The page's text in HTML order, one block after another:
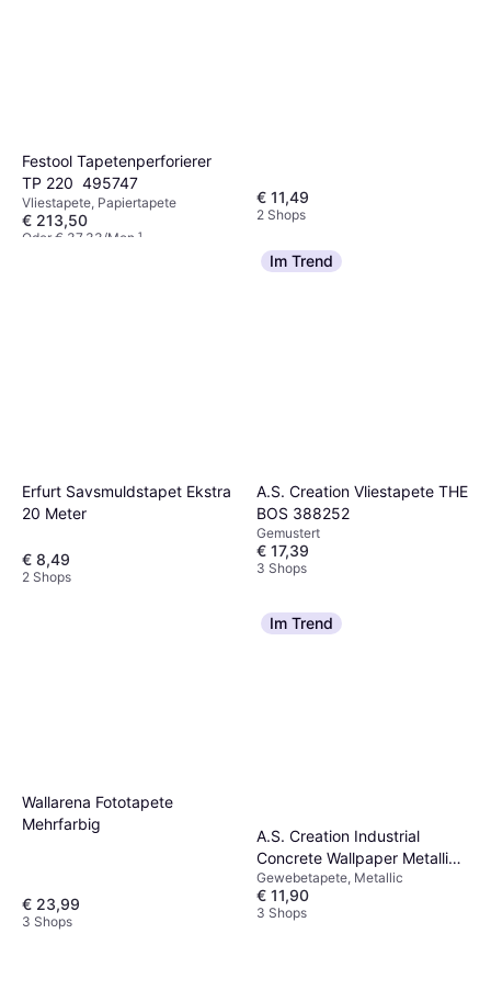
Festool Tapetenperforierer
TP 220  495747
Vliestapete, Papiertapete
€ 213,50
Oder € 37,33/Mon. ¹
€ 11,49
2 Shops
Erfurt Savsmuldstapet Ekstra
20 Meter
€ 8,49
2 Shops
Im Trend
A.S. Creation Vliestapete THE
BOS 388252
Gemustert
€ 17,39
3 Shops
Wallarena Fototapete
Mehrfarbig
€ 23,99
3 Shops
Im Trend
A.S. Creation Industrial
Concrete Wallpaper Metallic
Gold White 230775
Gewebetapete, Metallic
€ 11,90
3 Shops